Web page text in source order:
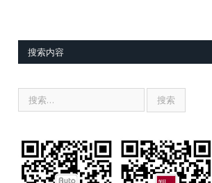
搜索内容